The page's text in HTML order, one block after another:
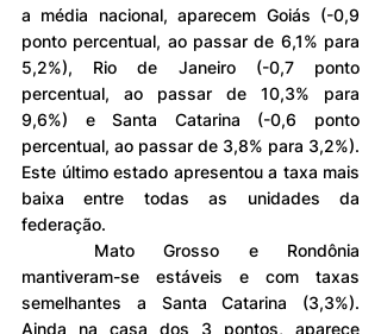
a média nacional, aparecem Goiás (-0,9
ponto percentual, ao passar de 6,1% para
5,2%), Rio de Janeiro (-0,7 ponto
percentual, ao passar de 10,3% para
9,6%) e Santa Catarina (-0,6 ponto
percentual, ao passar de 3,8% para 3,2%).
Este último estado apresentou a taxa mais
baixa entre todas as unidades da
federação.
mantiveram-se estáveis e com taxas
semelhantes a Santa Catarina (3,3%).
Ainda na casa dos 3 pontos, aparece